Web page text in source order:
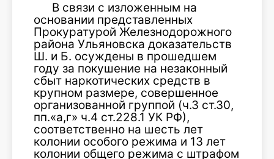
В связи с изложенным на
основании представленных
Прокуратурой Железнодорожного
района Ульяновска доказательств
Ш. и Б. осуждены в прошедшем
году за покушение на незаконный
сбыт наркотических средств в
крупном размере, совершенное
организованной группой (ч.3 ст.30,
пп.«а,г» ч.4 ст.228.1 УК РФ),
соответственно на шесть лет
колонии особого режима и 13 лет
колонии общего режима с штрафом